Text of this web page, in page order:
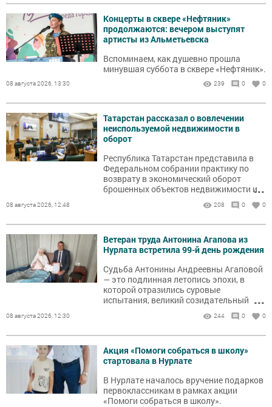
Концерты в сквере «Нефтяник»
продолжаются: вечером выступят
артисты из Альметьевска
Вспоминаем, как душевно прошла
минувшая суббота в сквере «Нефтяник».
08 августа 2026, 13:30 239 0 0
Татарстан рассказал о вовлечении
неиспользуемой недвижимости в
оборот
Республика Татарстан представила в
Федеральном собрании практику по
возврату в экономический оборот
брошенных объектов недвижимости и
выступила с инициативой упростить
передачу федеральных активов
...
08 августа 2026, 12:48 208 0 0
Ветеран труда Антонина Агапова из
Нурлата встретила 99-й день рождения
Судьба Антонины Андреевны Агаповой
— это подлинная летопись эпохи, в
которой отразились суровые
испытания, великий созидательный
труд и беззаветная преданность
...
08 августа 2026, 12:30 244 0 0
Акция «Помоги собраться в школу»
стартовала в Нурлате
В Нурлате началось вручение подарков
первоклассникам в рамках акции
«Помоги собраться в школу».